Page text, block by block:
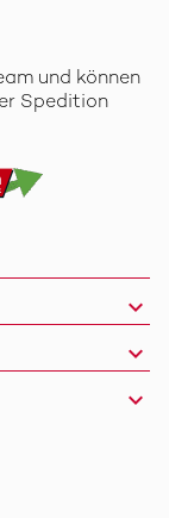
und können
Spedition